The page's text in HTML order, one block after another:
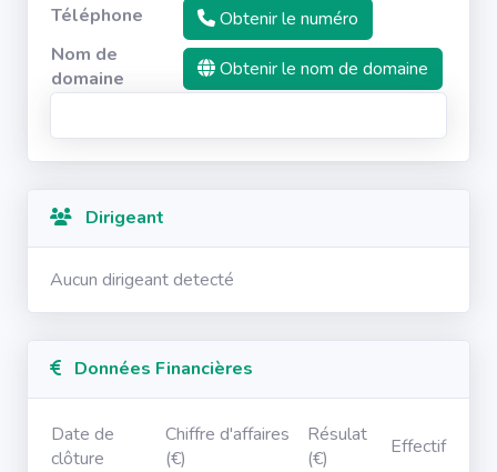
Téléphone
Obtenir le numéro
Nom de
domaine
Obtenir le nom de domaine
Dirigeant
Aucun dirigeant detecté
Données Financières
Date de
clôture
Chiffre d'affaires
(€)
Résulat
(€)
Effectif